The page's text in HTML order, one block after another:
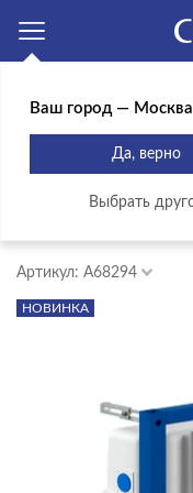
Главная Продукты
КОМПЛЕКТ
EO SLIM +
Артикул: A68294
НОВИНКА
Ваш город —
Да, верно
Выбрать